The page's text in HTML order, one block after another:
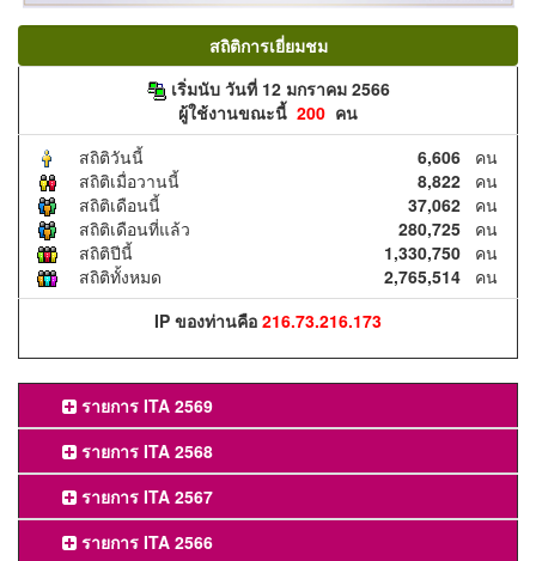
สถิติการเยี่ยมชม
เริ่มนับ วันที่ 12 มกราคม 2566
ผู้ใช้งานขณะนี้ 200 คน
สถิติวันนี้
6,606 คน
สถิติเมื่อวานนี้
8,822 คน
สถิติเดือนนี้
37,062 คน
สถิติเดือนที่แล้ว
280,725 คน
สถิติปีนี้
1,330,750 คน
สถิติทั้งหมด
2,765,514 คน
IP ของท่านคือ 216.73.216.173
รายการ ITA 2569
รายการ ITA 2568
รายการ ITA 2567
รายการ ITA 2566